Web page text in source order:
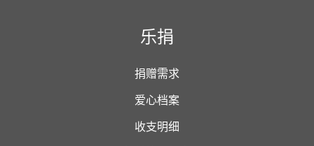
乐捐
捐赠需求
爱心档案
收支明细